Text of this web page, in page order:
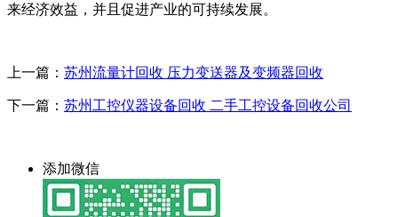
来经济效益，并且促进产业的可持续发展。
上一篇： 苏州流量计回收 压力变送器及变频器回收
下一篇： 苏州工控仪器设备回收 二手工控设备回收公司
添加微信